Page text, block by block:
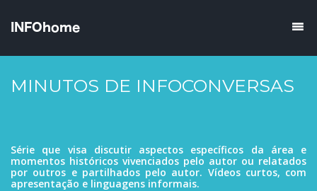
MINUTOS DE INFOCONVERSAS
Série que visa discutir aspectos específicos da área e
momentos históricos vivenciados pelo autor ou relatados
por outros e partilhados pelo autor. Vídeos curtos, com
apresentação e linguagens informais.